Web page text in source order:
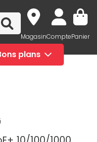
MagasinComptePanier
plans